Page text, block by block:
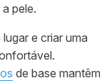
pele.
e criar uma
de base mantêm